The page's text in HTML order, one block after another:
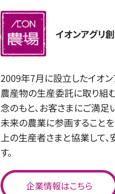
イオンアグリ
2009年7月に設立したイオ
農産物の生産委託に取り組
念のもと、お客さまにご満
未来の農業に参画すること
上の生産者さまと協業して
す。
企業情報はこちら